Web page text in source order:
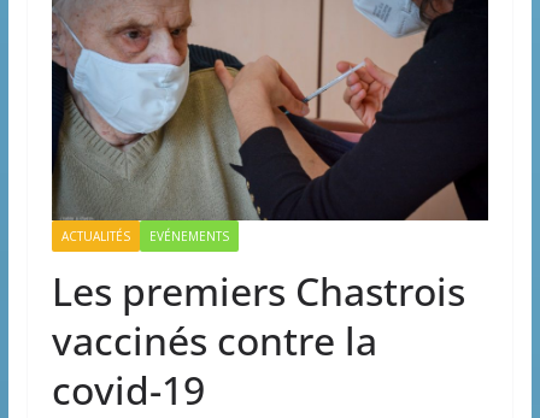
ACTUALITÉS EVÉNEMENTS
Les premiers Chastrois
vaccinés contre la
covid-19